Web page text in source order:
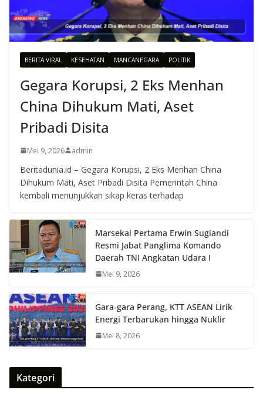
BERITA VIRAL KESEHATAN MANCANEGARA POLITIK
Gegara Korupsi, 2 Eks Menhan
China Dihukum Mati, Aset
Pribadi Disita
Mei 9, 2026 admin
Beritadunia.id – Gegara Korupsi, 2 Eks Menhan China
Dihukum Mati, Aset Pribadi Disita Pemerintah China
kembali menunjukkan sikap keras terhadap
Marsekal Pertama Erwin Sugiandi
Resmi Jabat Panglima Komando
Daerah TNI Angkatan Udara I
Mei 9, 2026
Gara-gara Perang, KTT ASEAN Lirik
Energi Terbarukan hingga Nuklir
Mei 8, 2026
Kategori